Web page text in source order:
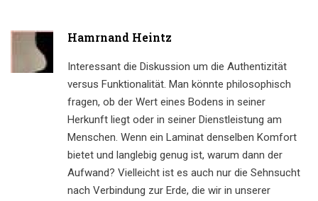
Hamrnand Heintz
Interessant die Diskussion um die Authentizität
versus Funktionalität. Man könnte philosophisch
fragen, ob der Wert eines Bodens in seiner
Herkunft liegt oder in seiner Dienstleistung am
Menschen. Wenn ein Laminat denselben Komfort
bietet und langlebig genug ist, warum dann der
Aufwand? Vielleicht ist es auch nur die Sehnsucht
nach Verbindung zur Erde, die wir in unserer